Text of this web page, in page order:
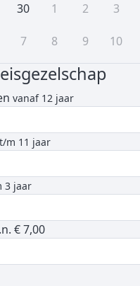
30 1 2 3
7 8 9 10
vanaf 12 jaar
m 11 jaar
3 jaar
€ 7,00